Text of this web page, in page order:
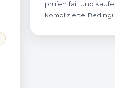
prüfen fair und
komplizierte